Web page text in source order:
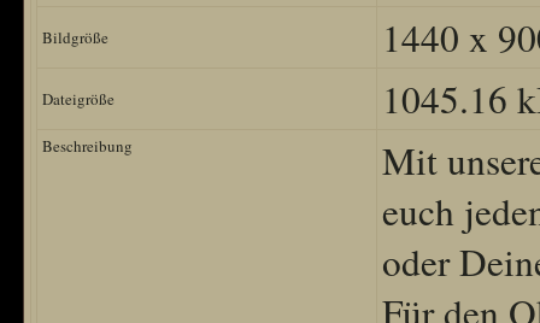
Bildgröße 1440 x
Dateigröße 1045.16
Beschreibung
Mit
euch
oder
Für den